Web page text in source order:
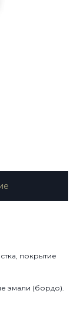
покрытие
эмали (бордо).